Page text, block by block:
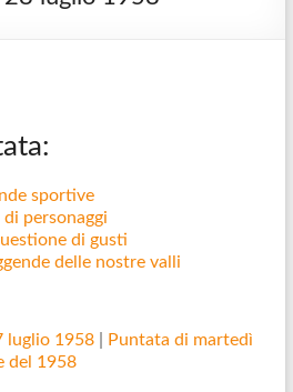
sportive
personaggi
di gusti
delle nostre valli
luglio 1958|
Puntata di martedì
del 1958